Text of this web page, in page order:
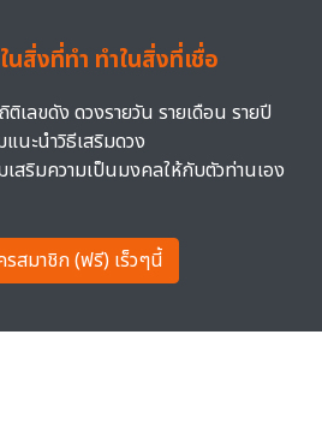
นสิ่งที่ทำ ทำในสิ่งที่เชื่อ
เลขดัง ดวงรายวัน รายเดือน รายปี
นะนำวิธีเสริมดวง
สริมความเป็นมงคลให้กับตัวท่านเอง
รสมาชิก (ฟรี) เร็วๆนี้